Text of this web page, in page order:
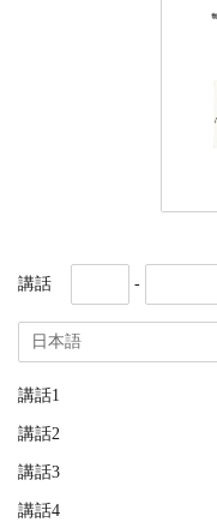
講話 -
講話1
講話2
講話3
講話4